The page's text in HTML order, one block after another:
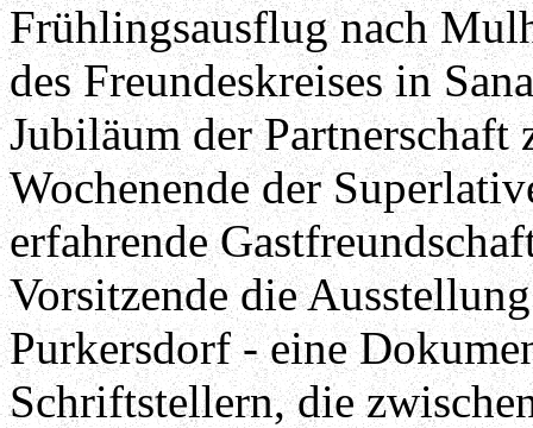
Frühlingsausflug nach
des Freundeskreises in
Jubiläum der
Wochenende der
erfahrende
Vorsitzende die
Purkersdorf - eine
Schriftstellern, die